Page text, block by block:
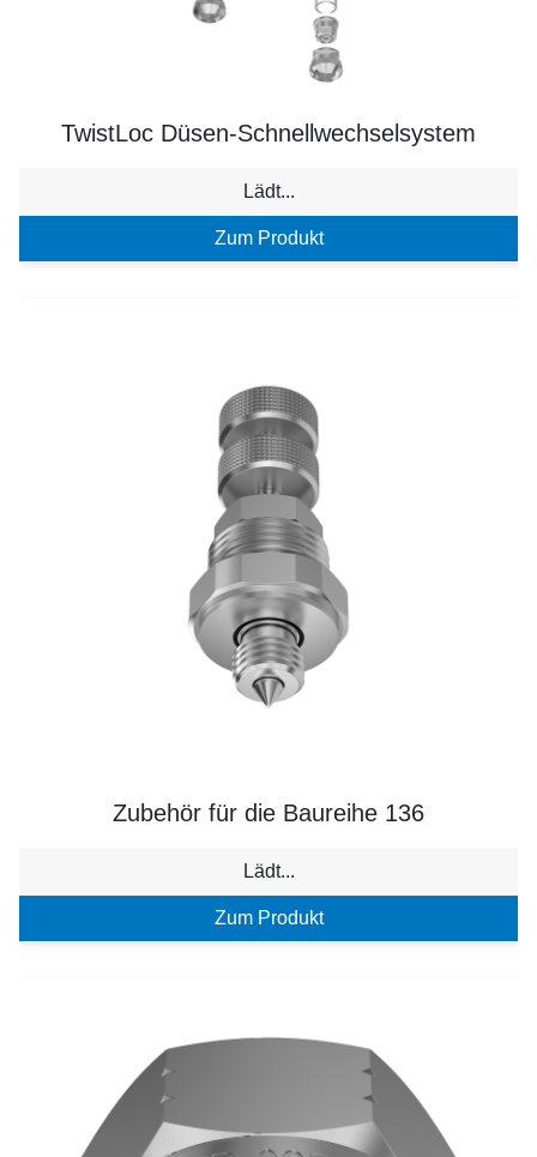
TwistLoc Düsen-Schnellwechselsystem
Lädt...
Zum Produkt
Zubehör für die Baureihe 136
Lädt...
Zum Produkt